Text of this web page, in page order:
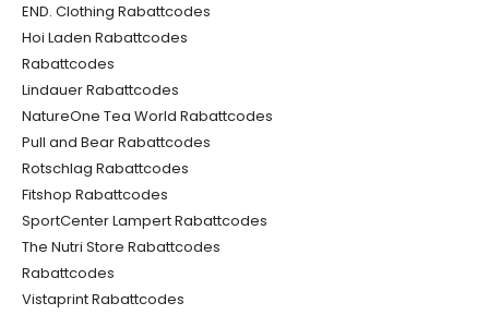
END. Clothing Rabattcodes
Hoi Laden Rabattcodes
Rabattcodes
Lindauer Rabattcodes
NatureOne Tea World Rabattcodes
Pull and Bear Rabattcodes
Rotschlag Rabattcodes
Fitshop Rabattcodes
SportCenter Lampert Rabattcodes
The Nutri Store Rabattcodes
Rabattcodes
Vistaprint Rabattcodes